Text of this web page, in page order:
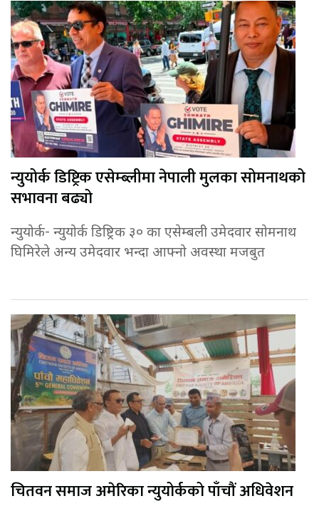
न्युयोर्क डिष्ट्रिक एसेम्ब्लीमा नेपाली मुलका सोमनाथको
सभावना बढ्यो
न्युयोर्क- न्युयोर्क डिष्ट्रिक ३० का एसेम्बली उमेदवार सोमनाथ
घिमिरेले अन्य उमेदवार भन्दा आफ्नो अवस्था मजबुत
चितवन समाज अमेरिका न्युयोर्कको पाँचौं अधिवेशन